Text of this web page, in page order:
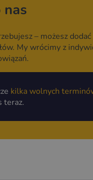
nas
– możesz
My wrócimy z
kilka wolnych
teraz.